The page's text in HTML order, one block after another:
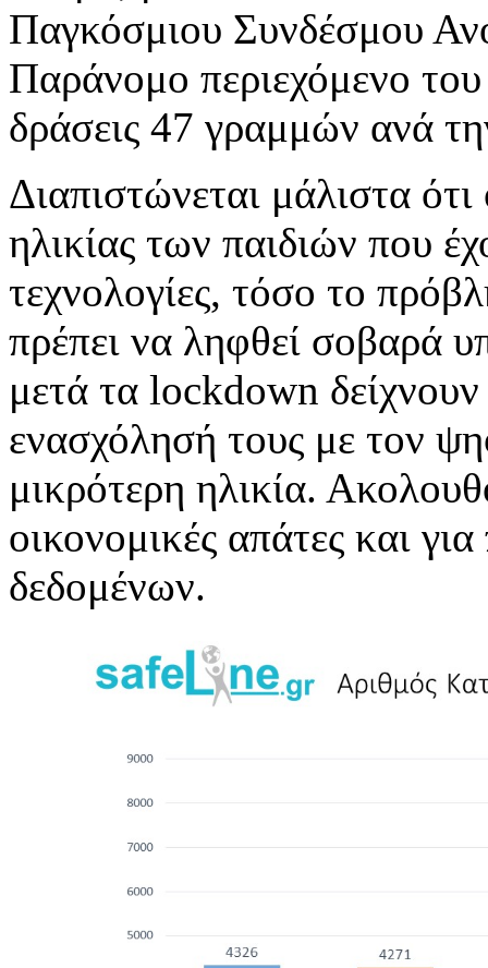
Παγκόσμιου Συνδέσμου
Παράνομο περιεχόμενο του
δράσεις 47 γραμμών ανά
Διαπιστώνεται μάλιστα
ηλικίας των παιδιών που
τεχνολογίες, τόσο το
πρέπει να ληφθεί σοβαρά
μετά τα lockdown δείχνουν
ενασχόλησή τους με τον
μικρότερη ηλικία.
οικονομικές απάτες και
δεδομένων.